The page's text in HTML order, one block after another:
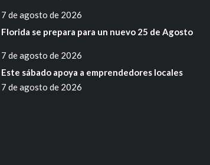
7 de agosto de 2026
Florida se prepara para un nuevo 25 de Agosto
7 de agosto de 2026
Este sábado apoya a emprendedores locales
7 de agosto de 2026